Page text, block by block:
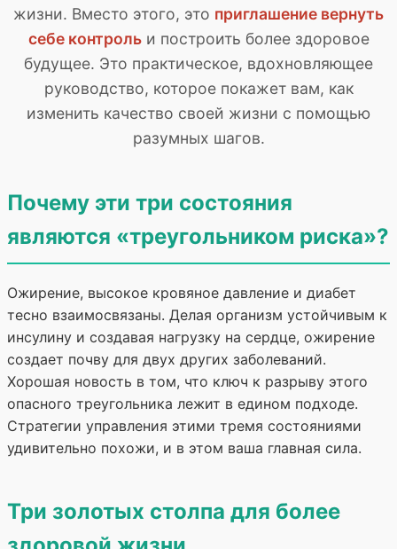
жизни. Вместо этого, это приглашение вернуть
себе контрольи построить более здоровое
будущее. Это практическое, вдохновляющее
руководство, которое покажет вам, как
изменить качество своей жизни с помощью
разумных шагов.
Почему эти три состояния
являются «треугольником риска»?
Ожирение, высокое кровяное давление и диабет
тесно взаимосвязаны. Делая организм устойчивым к
инсулину и создавая нагрузку на сердце, ожирение
создает почву для двух других заболеваний.
Хорошая новость в том, что ключ к разрыву этого
опасного треугольника лежит в едином подходе.
Стратегии управления этими тремя состояниями
удивительно похожи, и в этом ваша главная сила.
Три золотых столпа для более